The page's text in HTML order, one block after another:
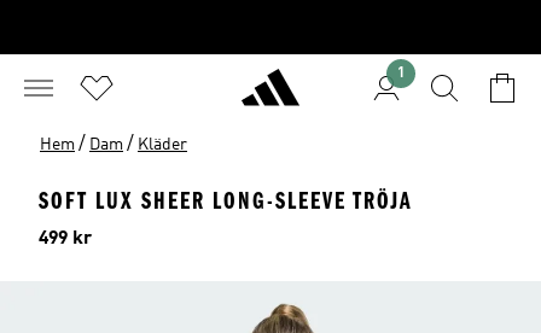
1
Hem / Dam / Kläder
SOFT LUX SHEER LONG-SLEEVE TRÖJA
Pris
499 kr